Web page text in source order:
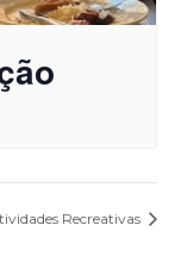
Recreativas